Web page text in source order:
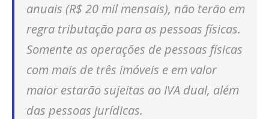
anuais (R$ 20 mil mensais), não terão em
regra tributação para as pessoas físicas.
Somente as operações de pessoas físicas
com mais de três imóveis e em valor
maior estarão sujeitas ao IVA dual, além
das pessoas jurídicas.